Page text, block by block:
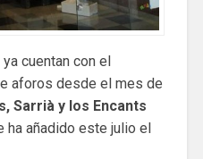
cuentan con el
aforos desde el mes de
Sarrià y los Encants
ha añadido este julio el